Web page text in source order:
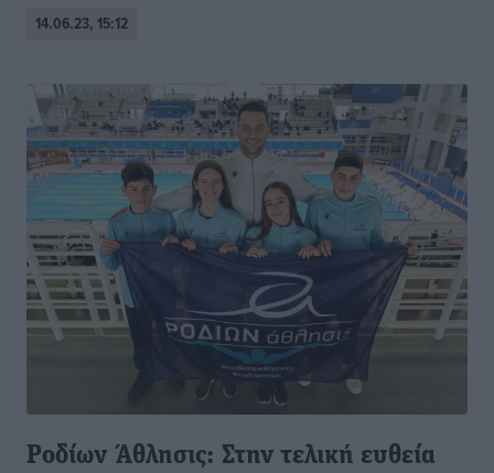
14.06.23, 15:12
Ροδίων Άθλησις: Στην τελική ευθεία